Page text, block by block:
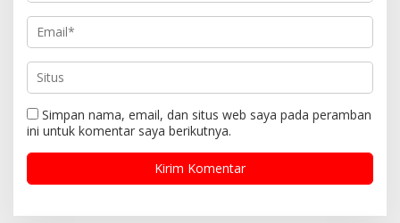
Simpan nama, email, dan situs web saya pada peramban
ini untuk komentar saya berikutnya.